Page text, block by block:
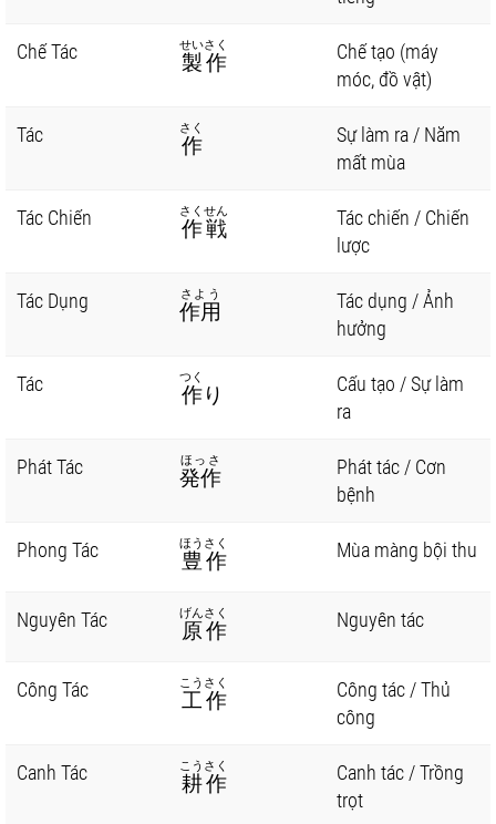
Chế Tác 製作
せいさく
Chế tạo (máy
móc, đồ vật)
Tác 作
さく
Sự làm ra / Năm
mất mùa
Tác Chiến 作戦
さくせん
Tác chiến / Chiến
lược
Tác Dụng 作用
さよう
Tác dụng / Ảnh
hưởng
Tác 作
つく
り
Cấu tạo / Sự làm
ra
Phát Tác 発作
ほっさ
Phát tác / Cơn
bệnh
Phong Tác 豊作
ほうさく Mùa màng bội thu
Nguyên Tác 原作
げんさく Nguyên tác
Công Tác 工作
こうさく
Công tác / Thủ
công
Canh Tác 耕作
こうさく
Canh tác / Trồng
trọt